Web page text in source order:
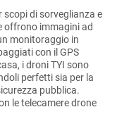
scopi di sorveglianza e
offrono immagini ad
monitoraggio in
con il GPS
i droni TYI sono
perfetti sia per la
pubblica.
le telecamere drone